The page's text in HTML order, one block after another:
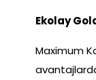
Ekolay
Maximum